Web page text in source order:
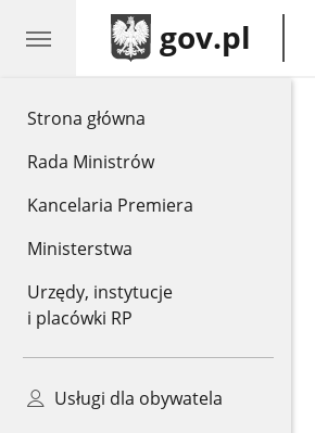
Strona główna
Rada Ministrów
Kancelaria Premiera
Ministerstwa
Urzędy, instytucje
i placówki RP
Usługi dla obywatela
gov.pl